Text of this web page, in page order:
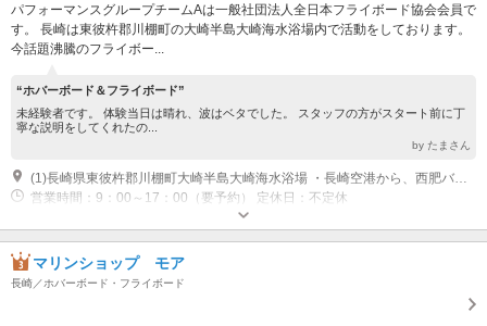
パフォーマンスグループチームAは一般社団法人全日本フライボード協会会員で
す。 長崎は東彼杵郡川棚町の大崎半島大崎海水浴場内で活動をしております。
今話題沸騰のフライボー...
“ホバーボード＆フライボード”
未経験者です。 体験当日は晴れ、波はベタでした。 スタッフの方がスタート前に丁
寧な説明をしてくれたの...
by たまさん
営業時間：9：00～17：00（要予約） 定休日：不定休
マリンショップ モア
長崎／ホバーボード・フライボード